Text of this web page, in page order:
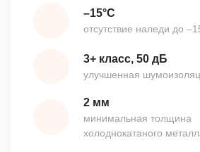
–15°С
отсутствие наледи до
3+ класс, 50 дБ
улучшенная
2 мм
минимальная толщина
холоднокатаного